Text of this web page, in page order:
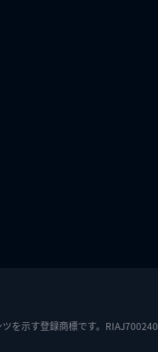
を示す登録商標です。